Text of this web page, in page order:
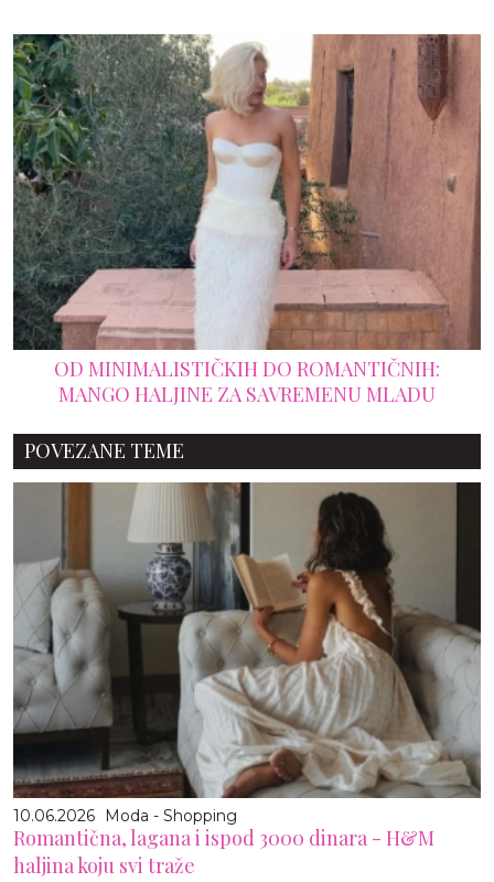
OD MINIMALISTIČKIH DO ROMANTIČNIH:
MANGO HALJINE ZA SAVREMENU MLADU
POVEZANE TEME
10.06.2026 Moda - Shopping
Romantična, lagana i ispod 3000 dinara - H&M
haljina koju svi traže